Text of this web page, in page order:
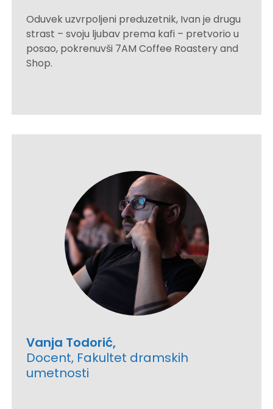
Oduvek uzvrpoljeni preduzetnik, Ivan je drugu
strast – svoju ljubav prema kafi – pretvorio u
posao, pokrenuvši 7AM Coffee Roastery and
Shop.
Vanja Todorić,
Docent, Fakultet dramskih
umetnosti